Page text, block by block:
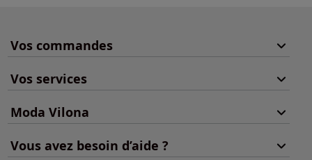
Vos commandes
Vos services
Moda Vilona
Vous avez besoin d’aide ?